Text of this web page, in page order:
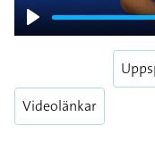
Play
Videolänkar